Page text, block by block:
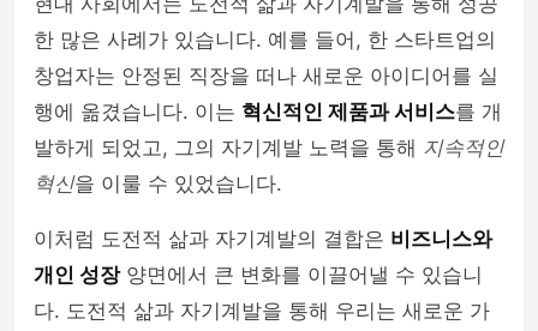
한 많은 사례가 있습니다. 예를 들어, 한 스타트업의
창업자는 안정된 직장을 떠나 새로운 아이디어를 실
행에 옮겼습니다. 이는 혁신적인 제품과 서비스를 개
발하게 되었고, 그의 자기계발 노력을 통해 지속적인
혁신을 이룰 수 있었습니다.
이처럼 도전적 삶과 자기계발의 결합은 비즈니스와
개인 성장양면에서 큰 변화를 이끌어낼 수 있습니
다. 도전적 삶과 자기계발을 통해 우리는 새로운 가